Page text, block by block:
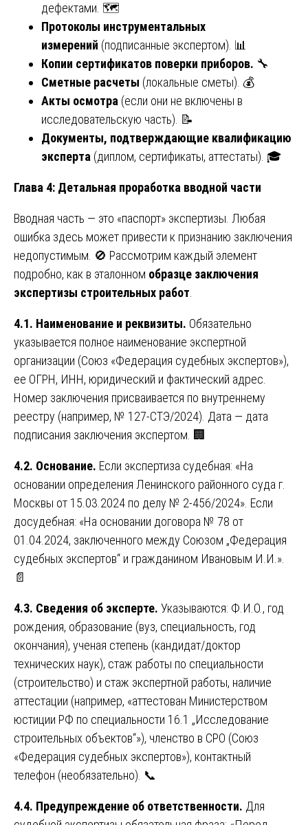
дефектами. 🗺️
Протоколы инструментальных
измерений (подписанные экспертом). 📊
Копии сертификатов поверки приборов. 🔧
Сметные расчеты (локальные сметы). 💰
Акты осмотра (если они не включены в
исследовательскую часть). 📝
Документы, подтверждающие квалификацию
эксперта (диплом, сертификаты, аттестаты). 🎓
Глава 4: Детальная проработка вводной части
Вводная часть — это «паспорт» экспертизы. Любая
ошибка здесь может привести к признанию заключения
недопустимым. 🚫 Рассмотрим каждый элемент
подробно, как в эталонном образце заключения
экспертизы строительных работ.
4.1. Наименование и реквизиты. Обязательно
указывается полное наименование экспертной
организации (Союз «Федерация судебных экспертов»),
ее ОГРН, ИНН, юридический и фактический адрес.
Номер заключения присваивается по внутреннему
реестру (например, № 127-СТЭ/2024). Дата — дата
подписания заключения экспертом. 🏢
4.2. Основание. Если экспертиза судебная: «На
основании определения Ленинского районного суда г.
Москвы от 15.03.2024 по делу № 2-456/2024». Если
досудебная: «На основании договора № 78 от
01.04.2024, заключенного между Союзом „Федерация
судебных экспертов“ и гражданином Ивановым И.И.».
📄
4.3. Сведения об эксперте. Указываются: Ф.И.О., год
рождения, образование (вуз, специальность, год
окончания), ученая степень (кандидат/доктор
технических наук), стаж работы по специальности
(строительство) и стаж экспертной работы, наличие
аттестации (например, «аттестован Министерством
юстиции РФ по специальности 16.1 „Исследование
строительных объектов“»), членство в СРО (Союз
«Федерация судебных экспертов»), контактный
телефон (необязательно). 📞
4.4. Предупреждение об ответственности. Для